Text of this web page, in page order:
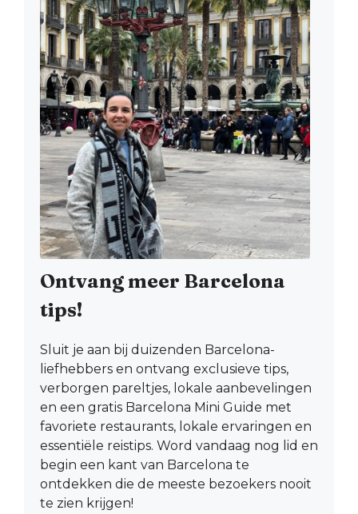
Ontvang meer Barcelona
tips!
Sluit je aan bij duizenden Barcelona-
liefhebbers en ontvang exclusieve tips,
verborgen pareltjes, lokale aanbevelingen
en een gratis Barcelona Mini Guide met
favoriete restaurants, lokale ervaringen en
essentiële reistips. Word vandaag nog lid en
begin een kant van Barcelona te
ontdekken die de meeste bezoekers nooit
te zien krijgen!